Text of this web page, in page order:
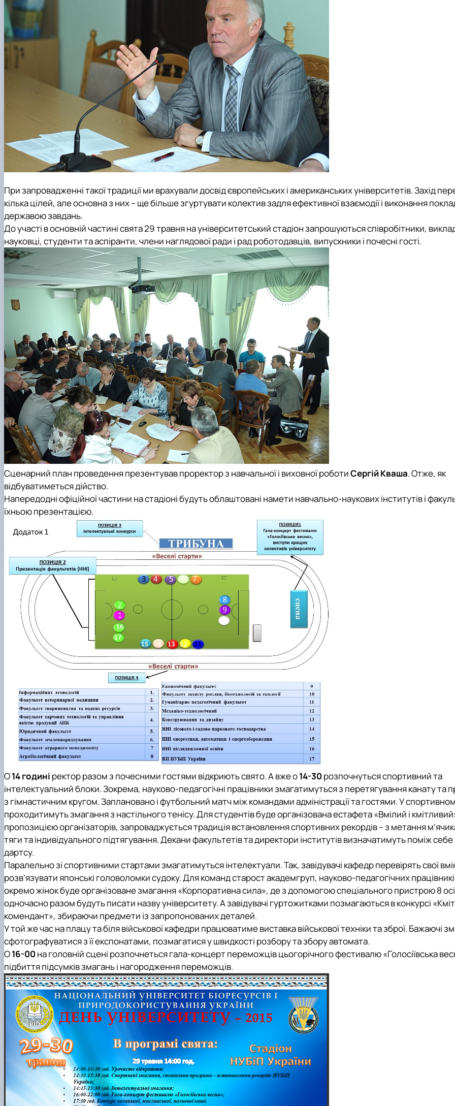
При запровадженні такої традиції ми врахували досвід європейських і американських університетів. Захід
кілька цілей, але основна з них – ще більше згуртувати колектив задля ефективної взаємодії і виконання
державою завдань.
До участі в основній частині свята 29 травня на університетський стадіон запрошуються співробітники,
науковці, студенти та аспіранти, члени наглядової ради і рад роботодавців, випускники і почесні гості.
Сценарний план проведення презентував проректор з навчальної і виховної роботиСергій Кваша. Отже, як
відбуватиметься дійство.
Напередодні офіційної частини на стадіоні будуть облаштовані намети навчально-наукових інститутів і
їхньою презентацією.
О14 годині ректор разом з почесними гостями відкриють свято. А вже о14-30 розпочнуться спортивний та
інтелектуальний блоки. Зокрема, науково-педагогічні працівники змагатимуться з перетягування канату та
з гімнастичним кругом. Заплановано і футбольний матч між командами адміністрації та гостями. У
проходитимуть змагання з настільного тенісу. Для студентів буде організована естафета «Вмілий і
пропозицією організаторів, запроваджується традиція встановлення спортивних рекордів – з метання
тяги та індивідуального підтягування. Декани факультетів та директори інститутів визначатимуть поміж
дартсу.
Паралельно зі спортивними стартами змагатимуться інтелектуали. Так, завідувачі кафедр перевірять свої
розв’язувати японські головоломки судоку. Для команд старост академгруп, науково-педагогічних
окремо жінок буде організоване змагання «Корпоративна сила», де з допомогою спеціального пристрою 8
одночасно разом будуть писати назву університету. А завідувачі гуртожитками позмагаються в конкурсі
комендант», збираючи предмети із запропонованих деталей.
У той же час на плацу та біля військової кафедри працюватиме виставка військової техніки та зброї. Бажаючі
сфотографуватися з її експонатами, позмагатися у швидкості розбору та збору автомата.
О16-00 на головній сцені розпочнеться гала-концерт переможців цьогорічного фестивалю «Голосіївська
підбиття підсумків змагань і нагородження переможців.